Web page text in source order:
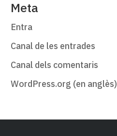
Meta
Entra
Canal de les entrades
Canal dels comentaris
WordPress.org (en anglès)